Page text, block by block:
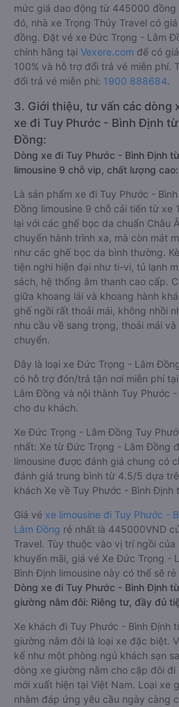
mức giá dao động từ 445000
đó, nhà xe Trọng Thủy Travel có
đồng. Đặt vé xe Đức Trọng - Lâm
chính hãng tại Vexere.com để có
100% và hỗ trợ đổi trả vé miễn phí.
đổi trả vé miễn phí: 1900 888684.
3. Giới thiệu, tư vấn các dòng
xe đi Tuy Phước - Bình Định
Đồng:
Dòng xe đi Tuy Phước - Bình Định
limousine 9 chỗ vip, chất lượng
Là sản phẩm xe đi Tuy Phước -
Đồng limousine 9 chỗ cải tiến từ xe
lại với các ghế bọc da chuẩn Châu
chuyến hành trình xa, mà còn mát
như các ghế bọc da bình thường.
tiện nghi hiện đại như ti-vi, tủ lạnh
sách, hệ thống âm thanh cao cấp.
giữa khoang lái và khoang hành
ghế ngồi rất thoải mái, không nhồi
nhu cầu về sang trọng, thoải mái
chuyển.
Đây là loại xe Đức Trọng - Lâm
có hỗ trợ đón/trả tận nơi miễn phí
Lâm Đồng và nội thành Tuy Phước
cho du khách.
Xe Đức Trọng - Lâm Đồng Tuy
nhất: Xe từ Đức Trọng - Lâm Đồng
limousine được đánh giá chung có
đánh giá trung bình từ 4.5/5 dựa
khách Xe về Tuy Phước - Bình
Giá vé xe limousine đi Tuy Phước -
Lâm Đồng rẻ nhất là 445000VND
Travel. Tùy thuộc vào vị trí ngồi
khuyến mãi, giá vé Xe Đức Trọng -
Bình Định limousine này có thể sẽ rẻ
Dòng xe đi Tuy Phước - Bình Định
giường nằm đôi: Riêng tư, đầy đủ
Xe khách đi Tuy Phước - Bình Định
giường nằm đôi là loại xe đặc biệt.
kế như một phòng ngủ khách sạn
dòng xe giường nằm cho cặp đôi đi
mới xuất hiện tại Việt Nam. Loại xe
nhằm đáp ứng yêu cầu ngày càng